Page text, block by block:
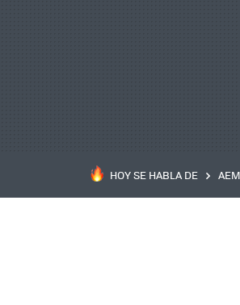
HOY SE HABLA DE